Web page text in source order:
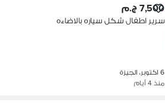
7,500 ج.م
سرير اطفال شكل سياره بالاضاءه
6 اكتوبر، الجيزة
منذ 4 أيام